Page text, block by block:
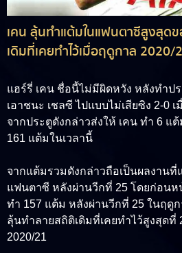
เคน ลุ้นทำแต้มในแฟนตาซีสูงสุด
เดิมที่เคยทำไว้เมื่อฤดูกาล 2020/
แฮร์รี่ เคน ชื่อนี้ไม่มีผิดหวัง หลังทำป
เอาชนะ เชลซี ไปแบบไม่เสียซิง 2-0
จากประตูดังกล่าวส่งให้ เคน ทำ 6 แ
161 แต้มในเวลานี้
จากแต้มรวมดังกล่าวถือเป็นผลงาน
แฟนตาซี หลังผ่านวีกที่ 25 โดยก่อน
ทำ 157 แต้ม หลังผ่านวีกที่ 25 ในฤดู
ลุ้นทำลายสถิติเดิมที่เคยทำไว้สูงสุดที่
2020/21